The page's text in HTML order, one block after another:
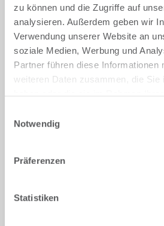
zu können und die Zugriffe auf
analysieren. Außerdem geben wir
Verwendung unserer Website an
soziale Medien, Werbung und
Partner führen diese Informationen
weiteren Daten zusammen, die Sie
Notwendig
Präferenzen
Statistiken
Mazda
Which Mazda vehicle
you drive?
121
3